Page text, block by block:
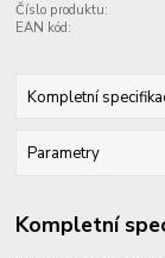
Číslo produktu:
EAN kód:
Kompletní
Parametry
Kompletní